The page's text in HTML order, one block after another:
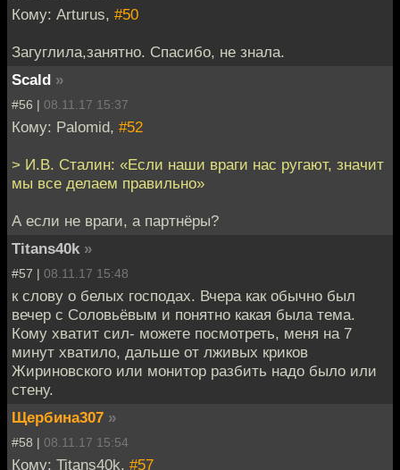
Кому: Arturus, #50
Загуглила,занятно. Спасибо, не знала.
Scald »
#56 | 08.11.17 15:37
Кому: Palomid, #52
> И.В. Сталин: «Если наши враги нас ругают, значит
мы все делаем правильно»
А если не враги, а партнёры?
Titans40k »
#57 | 08.11.17 15:48
к слову о белых господах. Вчера как обычно был
вечер с Соловьёвым и понятно какая была тема.
Кому хватит сил- можете посмотреть, меня на 7
минут хватило, дальше от лживых криков
Жириновского или монитор разбить надо было или
стену.
Щербина307 »
#58 | 08.11.17 15:54
Кому: Titans40k, #57